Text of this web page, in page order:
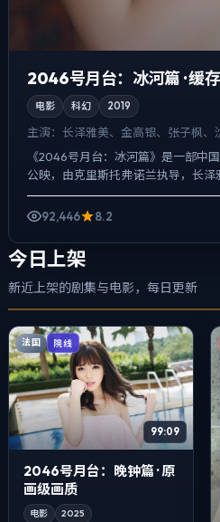
2046号月台：冰河篇 · 缓
电影 科幻 2019
主演： 长泽雅美、金高银、张子枫、
《2046号月台：冰河篇》是一部中
公映，由克里斯托弗·诺兰执导，长
演。用双线叙事把过去与现在拧成一
92,446
8.2
今日上架
新近上架的剧集与电影，每日更新
法国 院线
99:09
2046号月台：晚钟篇 · 原
画级画质
电影 2025